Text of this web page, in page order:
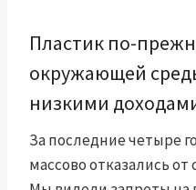
Пластик по-
окружающей
низкими
За последние четыре
массово отказались от